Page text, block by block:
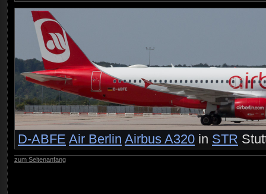
D-ABFE Air Berlin Airbus A320 in STR
zum Seitenanfang